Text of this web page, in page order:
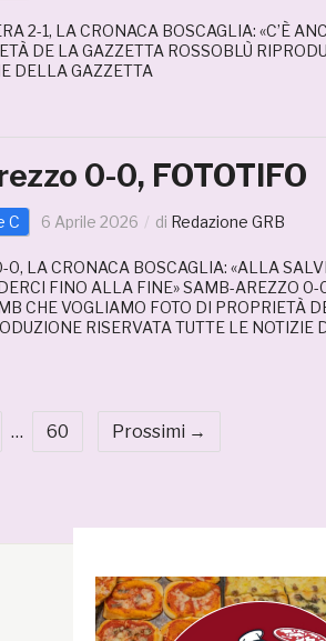
2-1, LA CRONACA BOSCAGLIA: «C’È
DE LA GAZZETTA ROSSOBLÙ
DELLA GAZZETTA
0-0, FOTOTIFO
C 6 Aprile 2026 di Redazione GRB
LA CRONACA BOSCAGLIA: «ALLA
FINO ALLA FINE» SAMB-AREZZO 0-
CHE VOGLIAMO FOTO DI PROPRIETÀ
RISERVATA TUTTE LE NOTIZIE
… 60 Prossimi →